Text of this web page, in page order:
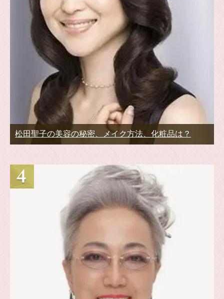
松田聖子の美容の秘密、メイク方法、化粧品は？